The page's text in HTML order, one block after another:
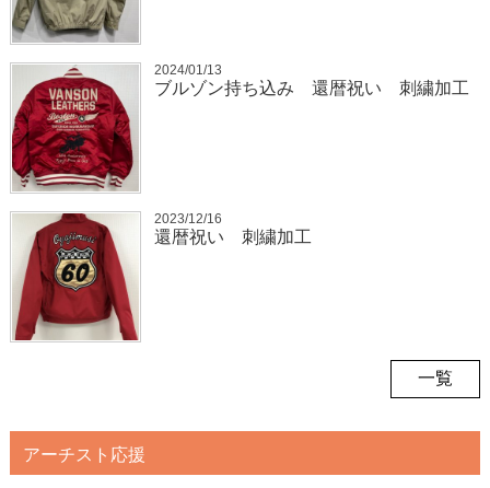
2024/01/13
ブルゾン持ち込み 還暦祝い 刺繍加工
2023/12/16
還暦祝い 刺繍加工
一覧
アーチスト応援